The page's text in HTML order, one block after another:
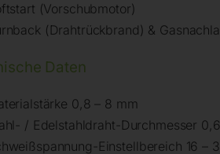
(Vorschubmotor)
(Drahtrückbrand) &
Daten
0,8 – 8 mm
/ Edelstahldraht-Durchmesser
Einstellbereich 16 –